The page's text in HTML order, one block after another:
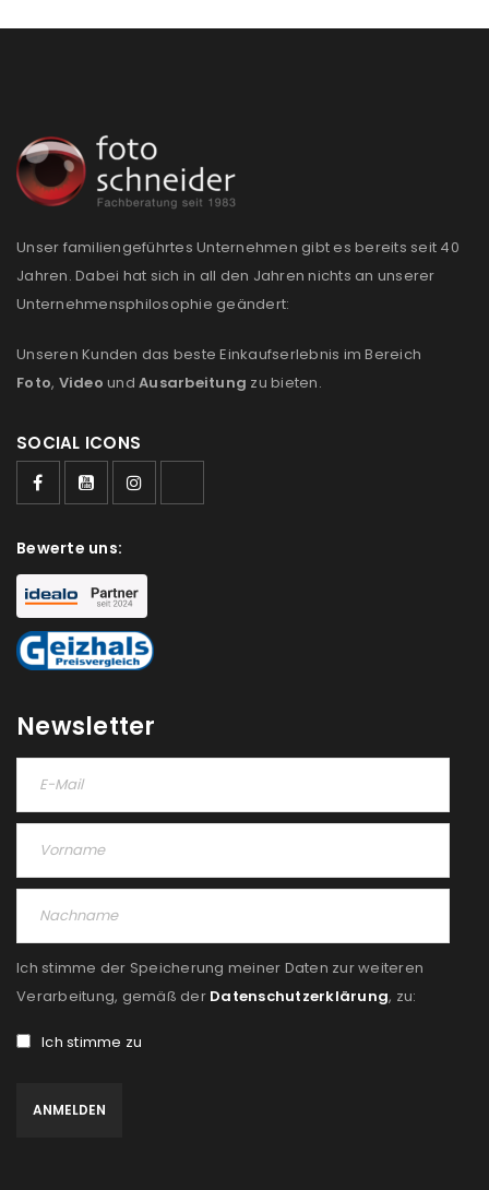
Unser familiengeführtes Unternehmen gibt es bereits seit 40
Jahren. Dabei hat sich in all den Jahren nichts an unserer
Unternehmensphilosophie geändert:
Unseren Kunden das beste Einkaufserlebnis im Bereich
Foto, Video und Ausarbeitung zu bieten.
SOCIAL ICONS
Bewerte uns:
Newsletter
Ich stimme der Speicherung meiner Daten zur weiteren
Verarbeitung, gemäß der Datenschutzerklärung, zu:
Ich stimme zu